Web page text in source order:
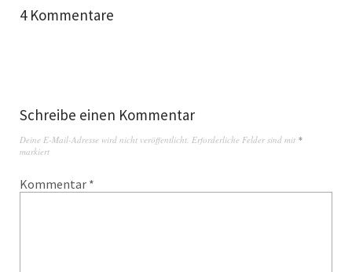
4 Kommentare
Schreibe einen Kommentar
Deine E-Mail-Adresse wird nicht veröffentlicht. Erforderliche Felder sind mit *
markiert
Kommentar *